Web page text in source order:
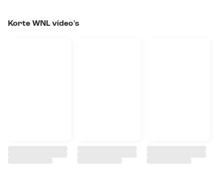
Korte WNL video's